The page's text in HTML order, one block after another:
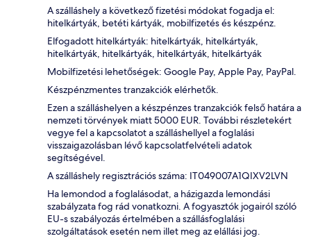
A szálláshely a következő fizetési módokat fogadja el:
hitelkártyák, betéti kártyák, mobilfizetés és készpénz.
Elfogadott hitelkártyák: hitelkártyák, hitelkártyák,
hitelkártyák, hitelkártyák, hitelkártyák, hitelkártyák
Mobilfizetési lehetőségek: Google Pay, Apple Pay, PayPal.
Készpénzmentes tranzakciók elérhetők.
Ezen a szálláshelyen a készpénzes tranzakciók felső határa a
nemzeti törvények miatt 5000 EUR. További részletekért
vegye fel a kapcsolatot a szálláshellyel a foglalási
visszaigazolásban lévő kapcsolatfelvételi adatok
segítségével.
A szálláshely regisztrációs száma: IT049007A1QIXV2LVN
Ha lemondod a foglalásodat, a házigazda lemondási
szabályzata fog rád vonatkozni. A fogyasztók jogairól szóló
EU-s szabályozás értelmében a szállásfoglalási
szolgáltatások esetén nem illet meg az elállási jog.